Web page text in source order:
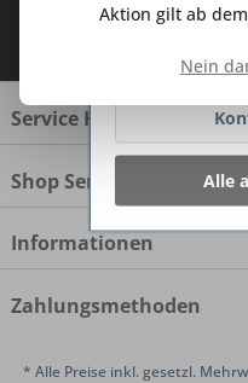
Ich habe die
Service Hotline
Shop Service
Informationen
Zahlungsmethoden
* Alle Preise inkl. gesetzl.
Aktion gilt ab
Nein
Alle